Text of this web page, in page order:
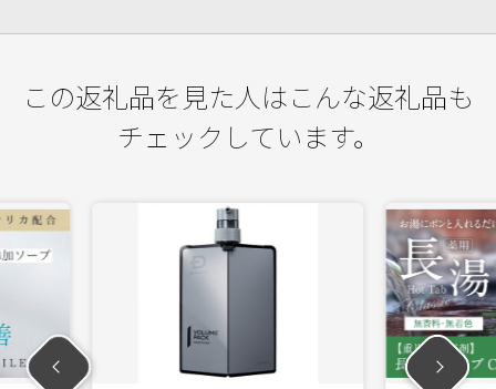
この返礼品を見た人はこんな返礼品も
チェックしています。